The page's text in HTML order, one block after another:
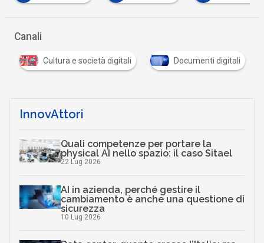
Canali
Cultura e società digitali Documenti digitali
InnovAttori
Quali competenze per portare la
physical AI nello spazio: il caso Sitael
22 Lug 2026
AI in azienda, perché gestire il
cambiamento è anche una questione di
sicurezza
10 Lug 2026